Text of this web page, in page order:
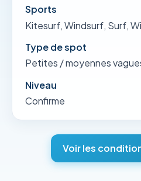
Sports
Kitesurf, Windsurf, Surf,
Type de spot
Petites / moyennes
Niveau
Confirme
Voir les